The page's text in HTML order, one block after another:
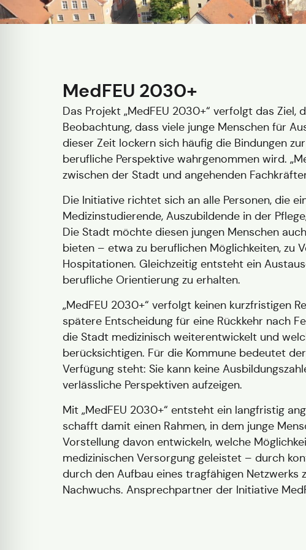
MedFEU 2030+
Das Projekt „MedFEU 2030+“ verfolgt das
Beobachtung, dass viele junge Menschen für
dieser Zeit lockern sich häufig die Bindungen
berufliche Perspektive wahrgenommen wird.
zwischen der Stadt und angehenden
Die Initiative richtet sich an alle Personen, die
Medizinstudierende, Auszubildende in der
Die Stadt möchte diesen jungen Menschen
bieten – etwa zu beruflichen Möglichkeiten, zu
Hospitationen. Gleichzeitig entsteht ein
berufliche Orientierung zu erhalten.
„MedFEU 2030+“ verfolgt keinen kurzfristigen
spätere Entscheidung für eine Rückkehr nach
die Stadt medizinisch weiterentwickelt und
berücksichtigen. Für die Kommune bedeutet
Verfügung steht: Sie kann keine
verlässliche Perspektiven aufzeigen.
Mit „MedFEU 2030+“ entsteht ein langfristig
schafft damit einen Rahmen, in dem junge
Vorstellung davon entwickeln, welche
medizinischen Versorgung geleistet – durch
durch den Aufbau eines tragfähigen Netzwerks
Nachwuchs. Ansprechpartner der Initiative